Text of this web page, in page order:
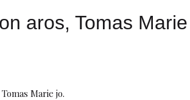
Sujetadores
Baño de mujer
aros, Tomas
Marie jo.